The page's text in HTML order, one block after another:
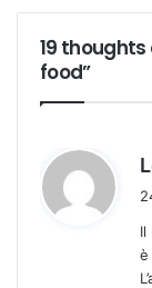
19 thoughts
food”
Il
è